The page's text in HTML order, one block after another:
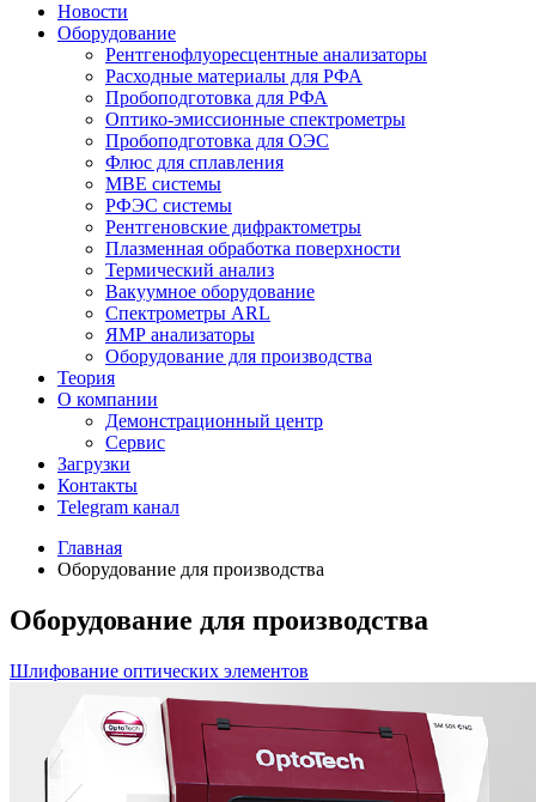
Новости
Оборудование
Рентгенофлуоресцентные анализаторы
Расходные материалы для РФА
Пробоподготовка для РФА
Оптико-эмиссионные спектрометры
Пробоподготовка для ОЭС
Флюс для сплавления
MBE системы
РФЭС системы
Рентгеновские дифрактометры
Плазменная обработка поверхности
Термический анализ
Вакуумное оборудование
Спектрометры ARL
ЯМР анализаторы
Оборудование для производства
Теория
О компании
Демонстрационный центр
Сервис
Загрузки
Контакты
Telegram канал
Главная
Оборудование для производства
Оборудование для производства
Шлифование оптических элементов